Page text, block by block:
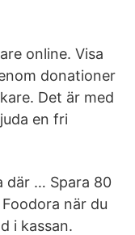
online. Visa
donationer
Det är med
en fri
där … Spara 80
när du
i kassan.